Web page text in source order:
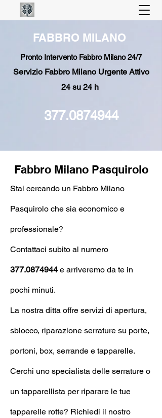
FABBRO MILANO
Pronto Intervento Fabbro Milano 24/7
Servizio Fabbro Milano Urgente Attivo
24 su 24 h
377.0874944
Fabbro Milano Pasquirolo
Stai cercando un Fabbro Milano
Pasquirolo che sia economico e
professionale?
Contattaci subito al numero
377.0874944 e arriveremo da te in
pochi minuti.
La nostra ditta offre servizi di apertura,
sblocco, riparazione serrature su porte,
portoni, box, serrande e tapparelle.
Cerchi uno specialista delle serrature o
un tapparellista per riparare le tue
tapparelle rotte? Richiedi il nostro